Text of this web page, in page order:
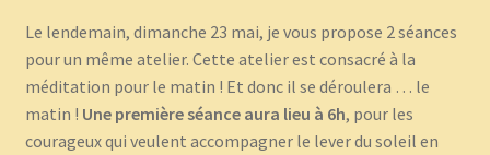
Le lendemain, dimanche 23 mai, je vous propose 2 séances
pour un même atelier. Cette atelier est consacré à la
méditation pour le matin ! Et donc il se déroulera … le
matin ! Une première séance aura lieu à 6h, pour les
courageux qui veulent accompagner le lever du soleil en